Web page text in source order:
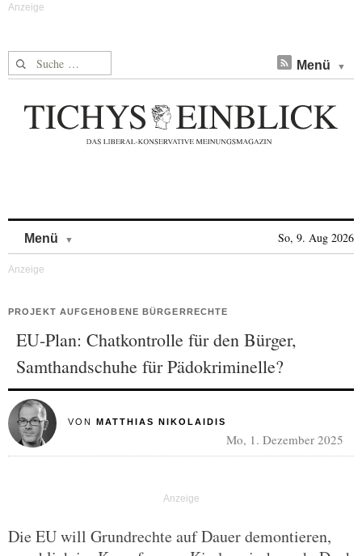
Suche nach: Menü
Menü So, 9. Aug 2026
PROJEKT AUFGEHOBENE BÜRGERRECHTE
EU-Plan: Chatkontrolle für den Bürger,
Samthandschuhe für Pädokriminelle?
VON MATTHIAS NIKOLAIDIS
Mo, 1. Dezember 2025
Die EU will Grundrechte auf Dauer demontieren,